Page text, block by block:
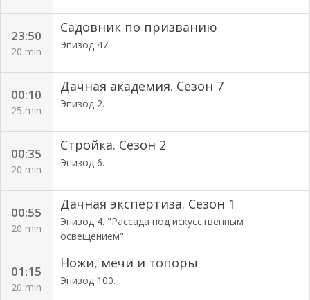
23:50
20 min
Садовник по призванию
Эпизод 47.
00:10
25 min
Дачная академия. Сезон 7
Эпизод 2.
00:35
20 min
Стройка. Сезон 2
Эпизод 6.
00:55
20 min
Дачная экспертиза. Сезон 1
Эпизод 4. "Рассада под искусственным
освещением"
01:15
20 min
Ножи, мечи и топоры
Эпизод 100.